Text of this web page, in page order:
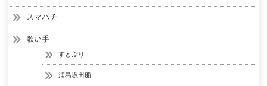
スマパチ
歌い手
すとぷり
浦島坂田船